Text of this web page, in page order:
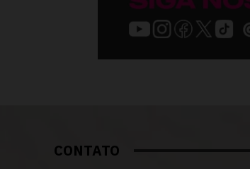
CONTATO